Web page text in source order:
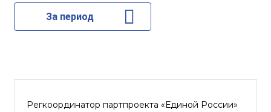
За период
Регкоординатор партпроекта «Единой России»